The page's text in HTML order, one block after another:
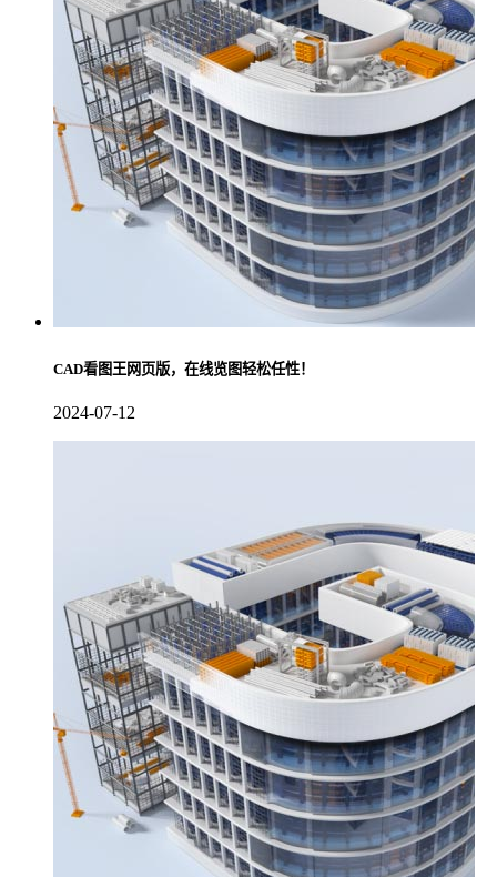
CAD看图王网页版，在线览图轻松任性！
2024-07-12